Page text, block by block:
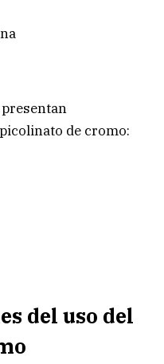
de cromo:
del uso del